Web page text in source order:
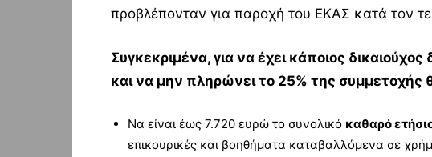
προβλέπονταν για παροχή του ΕΚΑΣ κατά τον
Συγκεκριμένα, για να έχει κάποιος
και να μην πληρώνει το 25% της συμμετοχής
Να είναι έως 7.720 ευρώ το συνολικό καθαρό
επικουρικές και βοηθήματα καταβαλλόμενα σε